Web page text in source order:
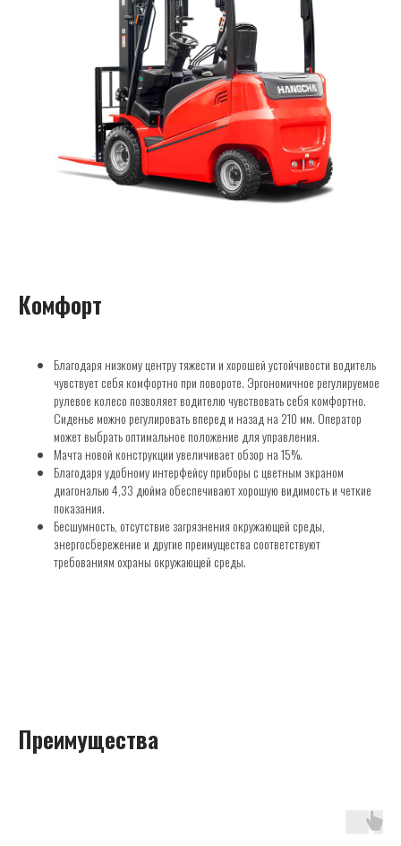
Комфорт
Благодаря низкому центру тяжести и хорошей устойчивости водитель
чувствует себя комфортно при повороте. Эргономичное регулируемое
рулевое колесо позволяет водителю чувствовать себя комфортно.
Сиденье можно регулировать вперед и назад на 210 мм. Оператор
может выбрать оптимальное положение для управления.
Мачта новой конструкции увеличивает обзор на 15%.
Благодаря удобному интерфейсу приборы с цветным экраном
диагональю 4,33 дюйма обеспечивают хорошую видимость и четкие
показания.
Бесшумность, отсутствие загрязнения окружающей среды,
энергосбережение и другие преимущества соответствуют
требованиям охраны окружающей среды.
Преимущества